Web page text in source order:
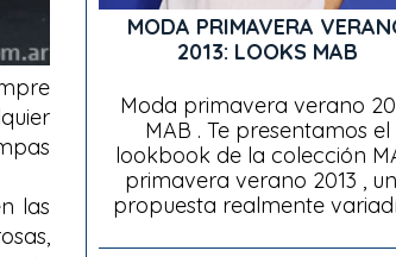
las
MODA PRIMAVERA
2013: LOOKS MAB
Moda primavera verano
MAB . Te presentamos el
lookbook de la colección
primavera verano 2013 ,
propuesta realmente